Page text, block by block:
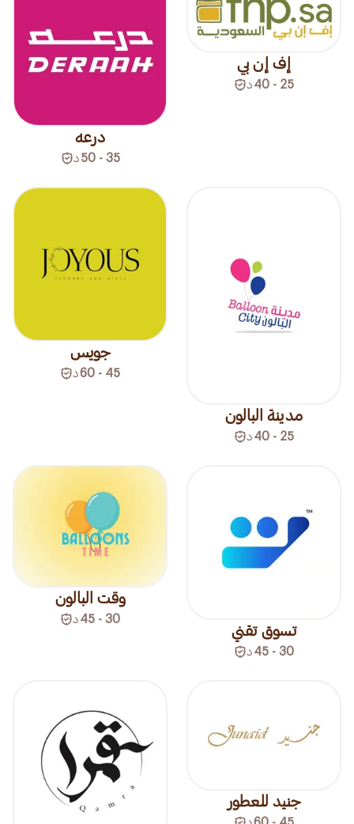
إف إن بي
25 - 40 د
درعه
35 - 50 د
مدينة البالون
25 - 40 د
جويس
45 - 60 د
تسوق تقني
30 - 45 د
وقت البالون
30 - 45 د
جنيد للعطور